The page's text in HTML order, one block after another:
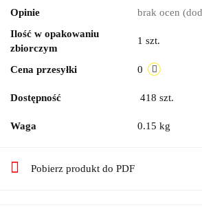
Opinie brak ocen
Ilość w opakowaniu
zbiorczym
1 szt.
Cena przesyłki 0
Dostępność 418 szt.
Waga 0.15 kg
Pobierz produkt do PDF